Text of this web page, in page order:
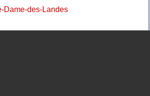
Dame-des-Landes